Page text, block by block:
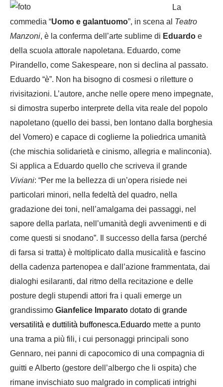
La
commedia “Uomo e galantuomo”, in scena al Teatro
Manzoni, è la conferma dell’arte sublime di Eduardo e
della scuola attorale napoletana. Eduardo, come
Pirandello, come Sakespeare, non si declina al passato.
Eduardo “è”. Non ha bisogno di cosmesi o riletture o
rivisitazioni. L’autore, anche nelle opere meno impegnate,
si dimostra superbo interprete della vita reale del popolo
napoletano (quello dei bassi, ben lontano dalla borghesia
del Vomero) e capace di coglierne la poliedrica umanità
(che mischia solidarietà e cinismo, allegria e malinconia).
Si applica a Eduardo quello che scriveva il grande
Viviani: “Per me la bellezza di un’opera risiede nei
particolari minori, nella fedeltà del quadro, nella
gradazione dei toni, nell’amalgama dei passaggi, nel
sapore della parlata, nell’umanità degli avvenimenti e di
come questi si snodano”.
Il successo della farsa (perché
di farsa si tratta) è moltiplicato dalla musicalità e fascino
della cadenza partenopea e dall’azione frammentata, dai
dialoghi esilaranti, dal ritmo della recitazione e delle
posture degli stupendi attori fra i quali emerge un
grandissimo Gianfelice Imparato dotato di grande
versatilità e duttilità buffonesca.Eduardo mette a punto
una trama a più fili, i cui personaggi principali sono
Gennaro, nei panni di capocomico di una compagnia di
guitti e Alberto (gestore dell’albergo che li ospita) che
rimane invischiato suo malgrado in complicati intrighi